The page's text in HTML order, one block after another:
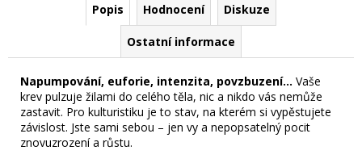
Popis Hodnocení Diskuze
Ostatní informace
Napumpování, euforie, intenzita, povzbuzení… Vaše
krev pulzuje žilami do celého těla, nic a nikdo vás nemůže
zastavit. Pro kulturistiku je to stav, na kterém si vypěstujete
závislost. Jste sami sebou – jen vy a nepopsatelný pocit
znovuzrození a růstu.